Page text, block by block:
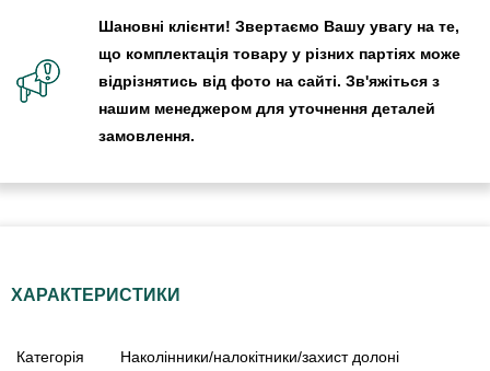
Шановні клієнти! Звертаємо Вашу увагу на те,
що комплектація товару у різних партіях може
відрізнятись від фото на сайті. Зв'яжіться з
нашим менеджером для уточнення деталей
замовлення.
ХАРАКТЕРИСТИКИ
Категорія Наколінники/налокітники/захист долоні